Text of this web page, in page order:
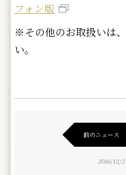
フォン版
※その他のお取扱いは
い。
前のニュース
2016/12/